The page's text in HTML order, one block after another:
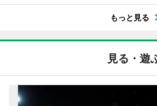
もっと見る
見る・遊